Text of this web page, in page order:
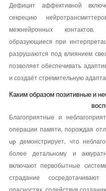
Дефицит аффективной
секрецию
межнейронных
образующиеся при
разрушаются под влиянием
позволяет обеспечивать
и создаёт стремительную
Каким образом позитивные и
Благоприятные и
операции памяти, порождая
up демонстрирует, что
более детальному и
включают первобытные
страдание